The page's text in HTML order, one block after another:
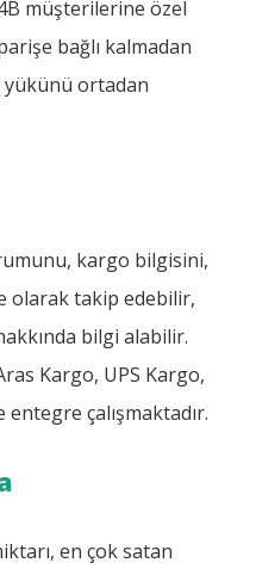
müşterilerine özel
bağlı kalmadan
ortadan
kargo bilgisini,
olarak takip edebilir,
bilgi alabilir.
Kargo, UPS Kargo,
çalışmaktadır.
en çok satan